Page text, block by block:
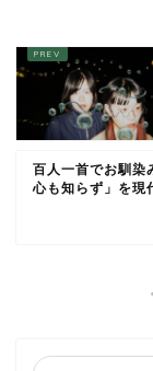
百人一首でお馴染
心も知らず」を現